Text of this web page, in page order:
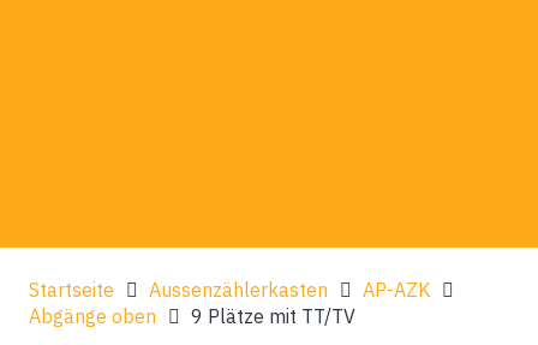
Startseite Aussenzählerkasten
AP-AZK
Abgänge oben
9 Plätze mit TT/TV